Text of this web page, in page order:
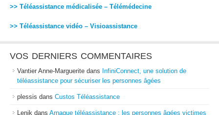
>> Téléassistance médicalisée – Télémédecine
>> Téléassistance vidéo – Visioassistance
VOS DERNIERS COMMENTAIRES
Vantier Anne-Marguerite dans InfiniConnect, une solution de
téléassistance pour sécuriser les personnes âgées
plessis dans Custos Téléassistance
Lenik dans Arnaque téléassistance : les personnes âgées victimes